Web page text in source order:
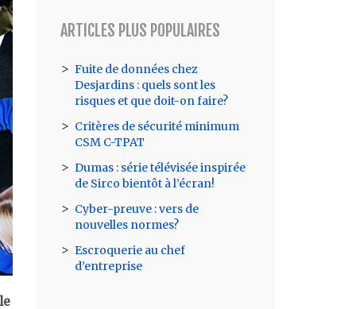
ARTICLES PLUS POPULAIRES
Fuite de données chez
Desjardins : quels sont les
risques et que doit-on faire?
Critères de sécurité minimum
CSM C-TPAT
Dumas : série télévisée inspirée
de Sirco bientôt à l’écran!
Cyber-preuve : vers de
nouvelles normes?
Escroquerie au chef
d’entreprise